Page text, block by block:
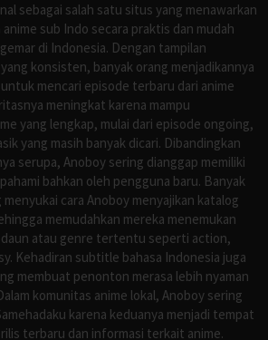
sebagai salah satu situs yang menawarkan
sub Indo secara praktis dan mudah
di Indonesia. Dengan tampilan
konsisten, banyak orang menjadikannya
mencari episode terbaru dari anime
meningkat karena mampu
yang lengkap, mulai dari episode ongoing,
yang masih banyak dicari. Dibandingkan
serupa, Anoboy sering dianggap memiliki
bahkan oleh pengguna baru. Banyak
cara Anoboy menyajikan katalog
memudahkan mereka menemukan
daun atau genre tertentu seperti action,
Kehadiran subtitle bahasa Indonesia juga
membuat penonton merasa lebih nyaman
komunitas anime lokal, Anoboy sering
karena keduanya menjadi tempat
terbaru dan informasi terkait anime.